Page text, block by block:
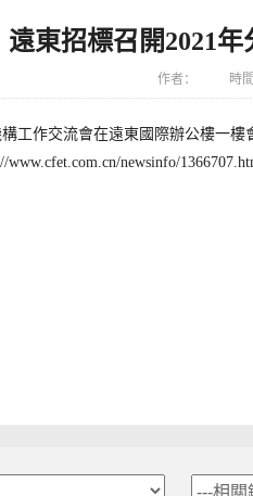
遠東招標召開2021
作者： 時
工作交流會在遠東國際辦公樓一
www.cfet.com.cn/newsinfo/